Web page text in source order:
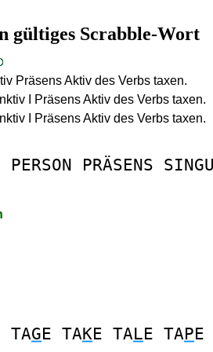
gültiges Scrabble-Wort
Präsens Aktiv des Verbs taxen.
I Präsens Aktiv des Verbs taxen.
I Präsens Aktiv des Verbs taxen.
PERSON PRÄSENS
TAGE TAKE TALE TAPE